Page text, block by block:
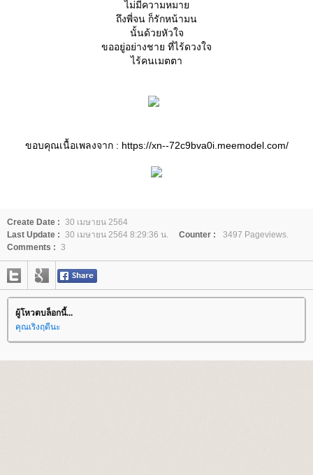
ไม่มีความหมา
ถึงพี่จน ก็รักหน้ามน
นั้นด้วยหัวใจ
ขออยู่อย่างชาย ที่ไร้ดวงใจ
ไร้คนเมตตา
ขอบคุณเนื้อเพลงจาก : https://xn--72c9bva0i.meemodel.com/
Create Date : 30 เมษายน 2564
Last Update : 30 เมษายน 2564 8:29:36 น. Counter :
3497 Pageviews.
Comments : 3
ผู้โหวตบล็อกนี้...
คุณเริงฤดีนะ